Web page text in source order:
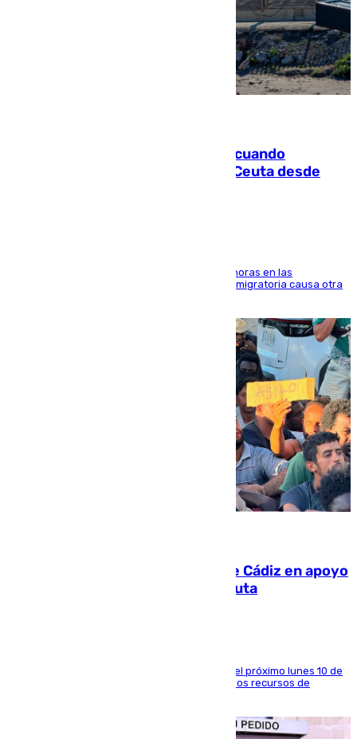
Fallece un joven tras caer al mar cuando
intentaba entrar en parapente a Ceuta desde
El accidente se produjo alrededor de las 8.00 horas en las
inmediaciones del espigón de Benzú y la crisis migratoria causa otra
CIES NO moviliza a la provincia de Cádiz en apoyo
a la respuesta humanitaria de Ceuta
La entidad social organiza una concentración el próximo lunes 10 de
agosto en Algeciras para exigir el refuerzo de los recursos de